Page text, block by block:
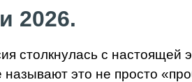
2026.
столкнулась с настоящей
это не просто